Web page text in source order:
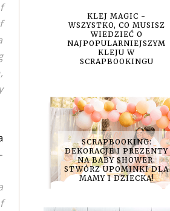
KLEJ MAGIC -
WSZYSTKO, CO MUSISZ
WIEDZIEĆ O
NAJPOPULARNIEJSZYM
KLEJU W
SCRAPBOOKINGU
SCRAPBOOKING:
DEKORACJE I PREZENTY
NA BABY SHOWER.
STWÓRZ UPOMINKI DLA
MAMY I DZIECKA!